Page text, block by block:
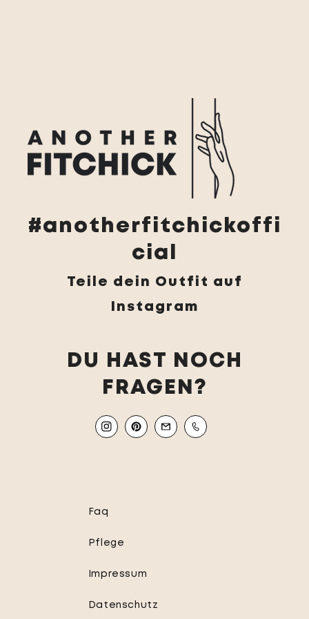
#anotherfitchickoffi
cial
Teile dein Outfit auf
Instagram
DU HAST NOCH
FRAGEN?
Instagram
Pinterest
Email Mobile
Faq
Pflege
Impressum
Datenschutz